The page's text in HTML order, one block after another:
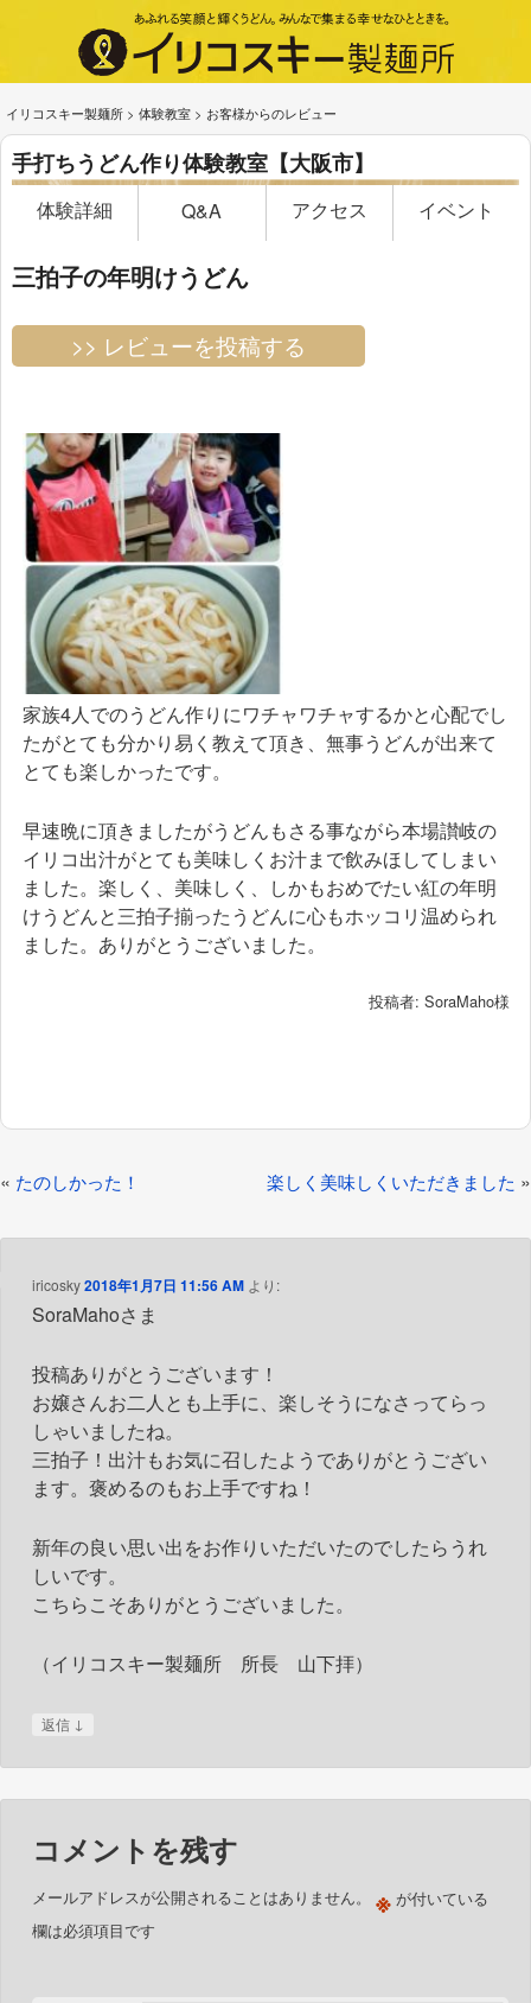
イリコスキー製麺所 > 体験教室 > お客様からのレビュー
手打ちうどん作り体験教室【大阪市】
体験詳細 Q&A アクセス イベント
三拍子の年明けうどん
>> レビューを投稿する
家族4人でのうどん作りにワチャワチャするかと心配でし
たがとても分かり易く教えて頂き、無事うどんが出来て
とても楽しかったです。
早速晩に頂きましたがうどんもさる事ながら本場讃岐の
イリコ出汁がとても美味しくお汁まで飲みほしてしまい
ました。楽しく、美味しく、しかもおめでたい紅の年明
けうどんと三拍子揃ったうどんに心もホッコリ温められ
ました。ありがとうございました。
投稿者: SoraMaho様
投
ナ
« たのしかった！ 楽しく美味しくいただきました »
iricosky2018年1月7日 11:56 AM より:
SoraMahoさま
投稿ありがとうございます！
お嬢さんお二人とも上手に、楽しそうになさってらっ
しゃいましたね。
三拍子！出汁もお気に召したようでありがとうござい
ます。褒めるのもお上手ですね！
新年の良い思い出をお作りいただいたのでしたらうれ
しいです。
こちらこそありがとうございました。
（イリコスキー製麺所 所長 山下拝）
返信 ↓
コメントを残す
メールアドレスが公開されることはありません。 ※ が付いている
欄は必須項目です